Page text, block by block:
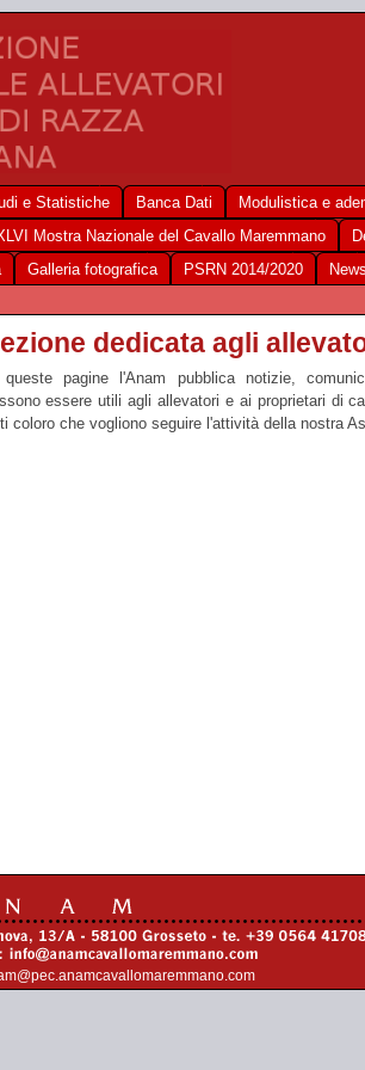
e Statistiche Banca Dati Modulistica e
Mostra Nazionale del Cavallo Maremmano
Galleria fotografica PSRN 2014/2020 News
dedicata agli
queste pagine l'Anam pubblica notizie,
essere utili agli allevatori e ai proprietari di
coloro che vogliono seguire l'attività della nostra